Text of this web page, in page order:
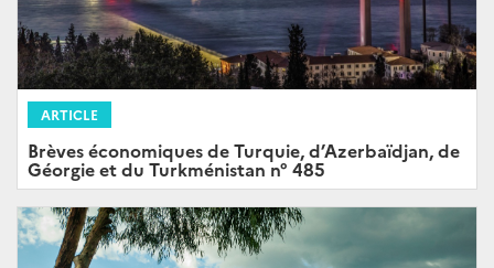
ARTICLE
Brèves économiques de Turquie, d’Azerbaïdjan, de
Géorgie et du Turkménistan n° 485